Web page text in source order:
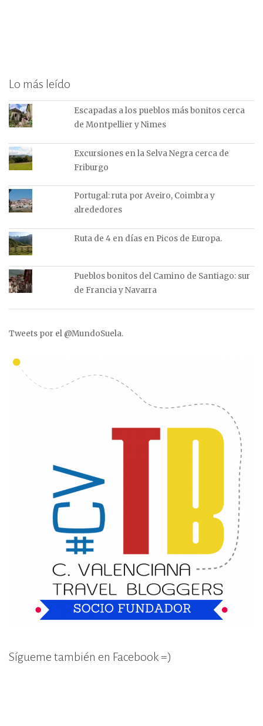
Lo más leído
Escapadas a los pueblos más bonitos cerca
de Montpellier y Nimes
Excursiones en la Selva Negra cerca de
Friburgo
Portugal: ruta por Aveiro, Coimbra y
alrededores
Ruta de 4 en días en Picos de Europa.
Pueblos bonitos del Camino de Santiago: sur
de Francia y Navarra
Tweets por el @MundoSuela.
Sígueme también en Facebook =)